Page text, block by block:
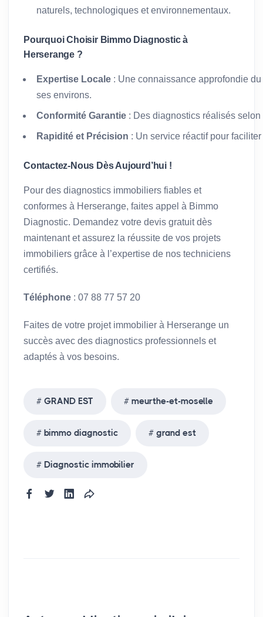
naturels, technologiques et environnementaux.
Pourquoi Choisir Bimmo Diagnostic à
Herserange ?
Expertise Locale : Une connaissance approfondie
ses environs.
Conformité Garantie : Des diagnostics réalisés
Rapidité et Précision : Un service réactif pour
Contactez-Nous Dès Aujourd’hui !
Pour des diagnostics immobiliers fiables et
conformes à Herserange, faites appel à Bimmo
Diagnostic. Demandez votre devis gratuit dès
maintenant et assurez la réussite de vos projets
immobiliers grâce à l’expertise de nos techniciens
certifiés.
Téléphone : 07 88 77 57 20
Faites de votre projet immobilier à Herserange un
succès avec des diagnostics professionnels et
adaptés à vos besoins.
GRAND EST meurthe-et-moselle
bimmo diagnostic grand est
Diagnostic immobilier